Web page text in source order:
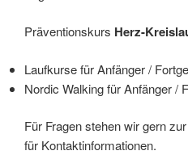
Präventionskurs Herz-
Laufkurse für Anfänger /
Nordic Walking für Anfänger /
Für Fragen stehen wir gern
für Kontaktinformationen.